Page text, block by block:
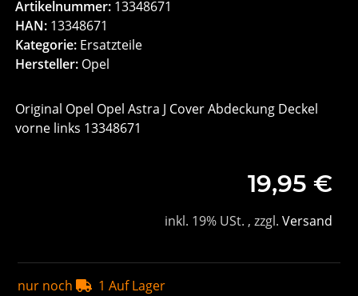
Artikelnummer: 13348671
HAN: 13348671
Kategorie: Ersatzteile
Hersteller: Opel
Original Opel Opel Astra J Cover Abdeckung Deckel
vorne links 13348671
19,95 €
inkl. 19% USt. , zzgl. Versand
nur noch 1 Auf Lager